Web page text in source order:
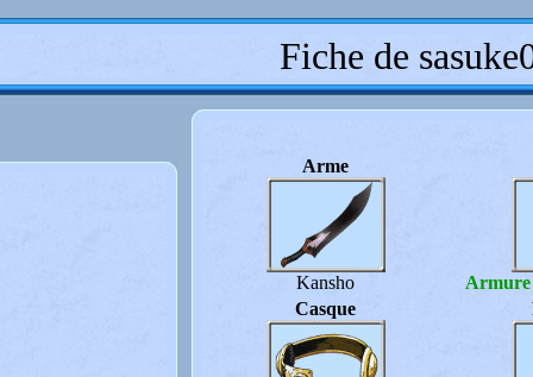
Fiche de
Arme
Kansho Armure
Casque